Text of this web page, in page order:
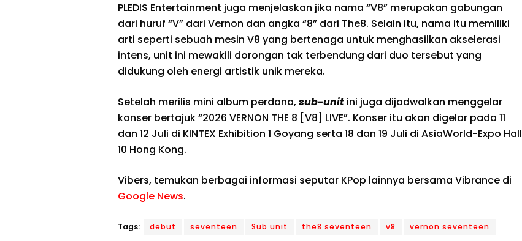
PLEDIS Entertainment juga menjelaskan jika nama “V8” merupakan gabungan
dari huruf “V” dari Vernon dan angka “8” dari The8. Selain itu, nama itu memiliki
arti seperti sebuah mesin V8 yang bertenaga untuk menghasilkan akselerasi
intens, unit ini mewakili dorongan tak terbendung dari duo tersebut yang
didukung oleh energi artistik unik mereka.
Setelah merilis mini album perdana, sub-unit ini juga dijadwalkan menggelar
konser bertajuk “2026 VERNON THE 8 [V8] LIVE”. Konser itu akan digelar pada 11
dan 12 Juli di KINTEX Exhibition 1 Goyang serta 18 dan 19 Juli di AsiaWorld-Expo Hall
10 Hong Kong.
Vibers, temukan berbagai informasi seputar KPop lainnya bersama Vibrance di
Google News.
Tags: debut seventeen Sub unit the8 seventeen v8 vernon seventeen